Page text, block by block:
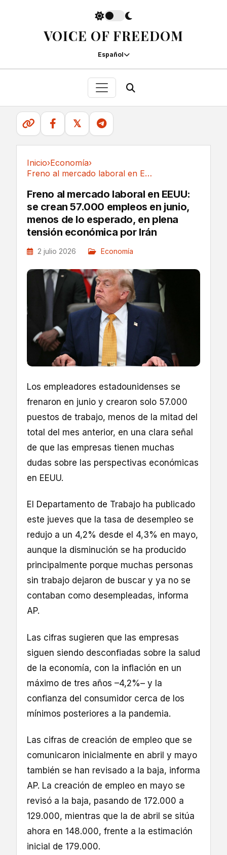
VOICE OF FREEDOM
Español
𝕏
Inicio›Economía›
Freno al mercado laboral en EEUU: se crean...
Freno al mercado laboral en EEUU:
se crean 57.000 empleos en junio,
menos de lo esperado, en plena
tensión económica por Irán
2 julio 2026 Economía
Los empleadores estadounidenses se
frenaron en junio y crearon solo 57.000
puestos de trabajo, menos de la mitad del
total del mes anterior, en una clara señal
de que las empresas tienen muchas
dudas sobre las perspectivas económicas
en EEUU.
El Departamento de Trabajo ha publicado
este jueves que la tasa de desempleo se
redujo a un 4,2% desde el 4,3% en mayo,
aunque la disminución se ha producido
principalmente porque muchas personas
sin trabajo dejaron de buscar y ya no se
contaban como desempleadas, informa
AP.
Las cifras sugieren que las empresas
siguen siendo desconfiadas sobre la salud
de la economía, con la inflación en un
máximo de tres años –4,2%– y la
confianza del consumidor cerca de los
mínimos posteriores a la pandemia.
Las cifras de creación de empleo que se
comunicaron inicialmente en abril y mayo
también se han revisado a la baja, informa
AP. La creación de empleo en mayo se
revisó a la baja, pasando de 172.000 a
129.000, mientras que la de abril se sitúa
ahora en 148.000, frente a la estimación
inicial de 179.000.